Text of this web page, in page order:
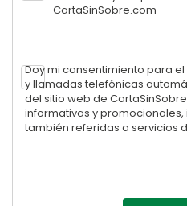
CartaSinSobre.com
Doy mi consentimiento para
y llamadas telefónicas
del sitio web de
informativas y promocionales,
también referidas a servicios